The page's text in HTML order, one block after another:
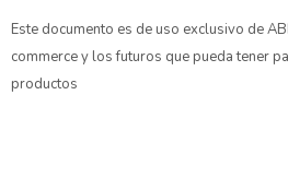
Este documento es de uso exclusivo de
commerce y los futuros que pueda tener
productos